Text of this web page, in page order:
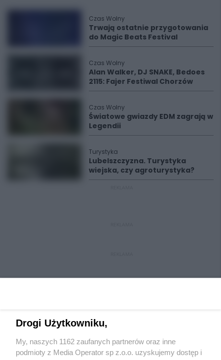
Czas Wolny
Trwają ostatnie przygotowania
do Magic Beats Festival
Czas Wolny
Alan Walker, DJ SNAKE, Bedoes
2115: Fajer Festiwal Chorzów
Czas Wolny
Światowe gwiazdy EDM zagrają w
Legendii
Turystyka
Lubelszczyzna. Turystyka
wiejska, czy agroturystyka?
Wydawca mediówlokalnych
Drogi Użytkowniku,
My, naszych 1162 zaufanych partnerów oraz inne
podmioty z Media Operator sp z.o.o. uzyskujemy dostęp i